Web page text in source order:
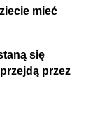
mieć
się
przez